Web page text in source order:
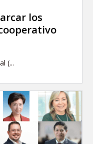
los
(...